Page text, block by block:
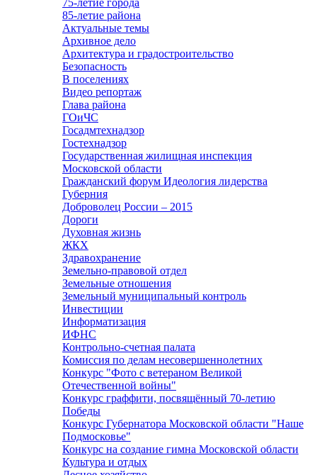
75-летие города
85-летие района
Актуальные темы
Архивное дело
Архитектура и градостроительство
Безопасность
В поселениях
Видео репортаж
Глава района
ГОиЧС
Госадмтехнадзор
Гостехнадзор
Государственная жилищная инспекция
Московской области
Гражданский форум Идеология лидерства
Губерния
Доброволец России – 2015
Дороги
Духовная жизнь
ЖКХ
Здравохранение
Земельно-правовой отдел
Земельные отношения
Земельный муниципальный контроль
Инвестиции
Информатизация
ИФНС
Контрольно-счетная палата
Комиссия по делам несовершеннолетних
Конкурс "Фото с ветераном Великой
Отечественной войны"
Конкурс граффити, посвящённый 70-летию
Победы
Конкурс Губернатора Московской области "Наше
Подмосковье"
Конкурс на создание гимна Московской области
Культура и отдых